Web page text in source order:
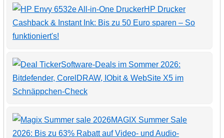
HP Drucker
Cashback & Instant Ink: Bis zu 50 Euro sparen – So
funktioniert's!
Software-Deals im Sommer 2026:
Bitdefender, CorelDRAW, IObit & WebSite X5 im
Schnäppchen-Check
MAGIX Summer Sale
2026: Bis zu 63% Rabatt auf Video- und Audio-